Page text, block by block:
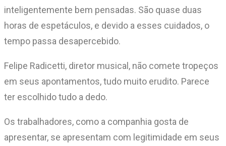
inteligentemente bem pensadas. São quase duas
horas de espetáculos, e devido a esses cuidados, o
tempo passa desapercebido.
Felipe Radicetti, diretor musical, não comete tropeços
em seus apontamentos, tudo muito erudito. Parece
ter escolhido tudo a dedo.
Os trabalhadores, como a companhia gosta de
apresentar, se apresentam com legitimidade em seus